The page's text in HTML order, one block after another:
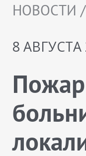
НОВОСТИ
8 АВГУСТА